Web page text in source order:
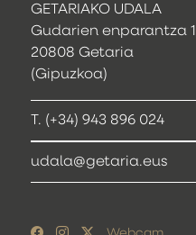
GETARIAKO UDALA
Gudarien enparantza 1
20808 Getaria
(Gipuzkoa)
T. (+34) 943 896 024
udala@getaria.eus